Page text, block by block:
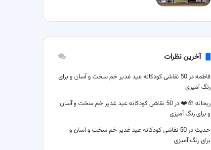
آخرین نظرات
فاطمهدر
50 نقاشی کودکانه عید غدیر خم سخت و آسان و برای
رنگ آمیزی
ریحانه 🌸❤️در
50 نقاشی کودکانه عید غدیر خم سخت و آسان
و برای رنگ آمیزی
حدیثدر
50 نقاشی کودکانه عید غدیر خم سخت و آسان و
برای رنگ آمیزی